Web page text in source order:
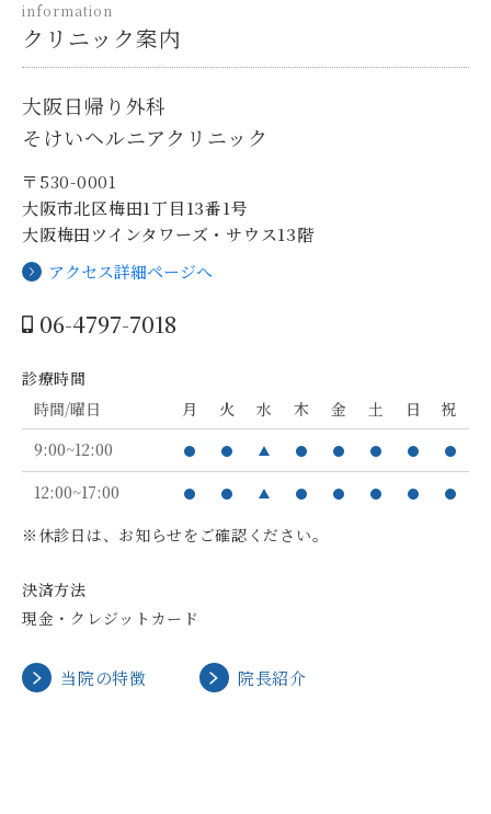
information
クリニック案内
大阪日帰り外科
そけいヘルニアクリニック
〒530-0001
大阪市北区梅田1丁目13番1号
大阪梅田ツインタワーズ・サウス13階
アクセス詳細ページへ
06-4797-7018
診療時間
時間/曜日
月 火 水 木 金 土 日
祝
9:00~12:00
12:00~17:00
※休診日は、お知らせをご確認ください。
決済方法
現金・クレジットカード
当院の特徴 院長紹介